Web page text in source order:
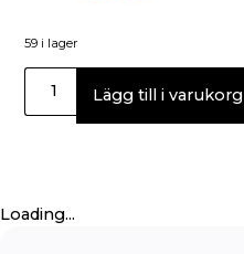
59 i lager
Lägg till i varukorg
Loading...